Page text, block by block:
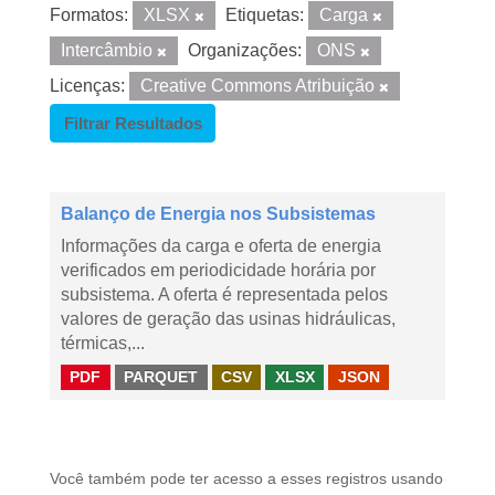
Formatos: XLSX Etiquetas:
Carga
Intercâmbio
Organizações:
ONS
Licenças:
Creative Commons Atribuição
Filtrar Resultados
Balanço de Energia nos Subsistemas
Informações da carga e oferta de energia
verificados em periodicidade horária por
subsistema. A oferta é representada pelos
valores de geração das usinas hidráulicas,
térmicas,...
PDF PARQUET CSV XLSX JSON
Você também pode ter acesso a esses registros usando